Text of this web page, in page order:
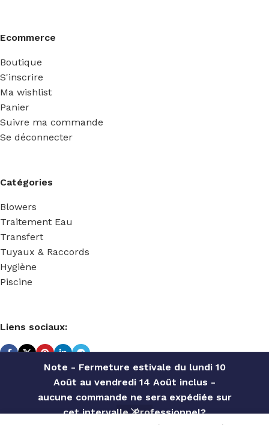
Note - Fermeture estivale du lundi 10
Août au vendredi 14 Août inclus -
aucune commande ne sera expédiée sur
cet intervalle. Professionnel?
Ecommerce
Boutique
S'inscrire
Ma wishlist
Panier
Suivre ma commande
Se déconnecter
Catégories
Blowers
Traitement Eau
Transfert
Tuyaux & Raccords
Hygiène
Piscine
Liens sociaux:
TECHNIDOSE 2022 Réalisé parACS INFORMATIQUE
RESSORT